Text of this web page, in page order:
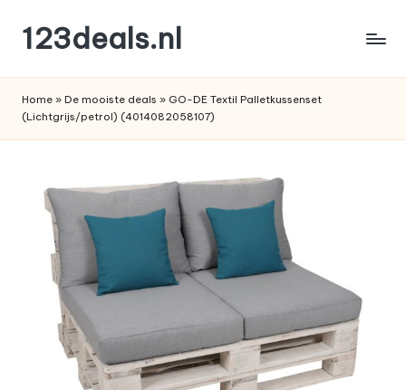
de
inhoud
123deals.nl
deals
Home » De mooiste deals » GO-DE Textil Palletkussenset
(Lichtgrijs/petrol) (4014082058107)